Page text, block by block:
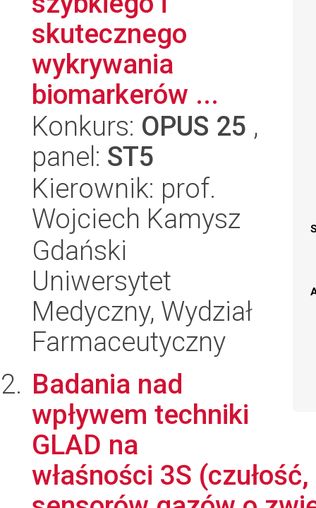
skutecznego
wykrywania
biomarkerów ...
Konkurs: OPUS 25 ,
panel: ST5
Kierownik: prof.
Wojciech Kamysz
Gdański
Uniwersytet
Medyczny, Wydział
Farmaceutyczny
Badania nad
wpływem techniki
GLAD na
właśności 3S